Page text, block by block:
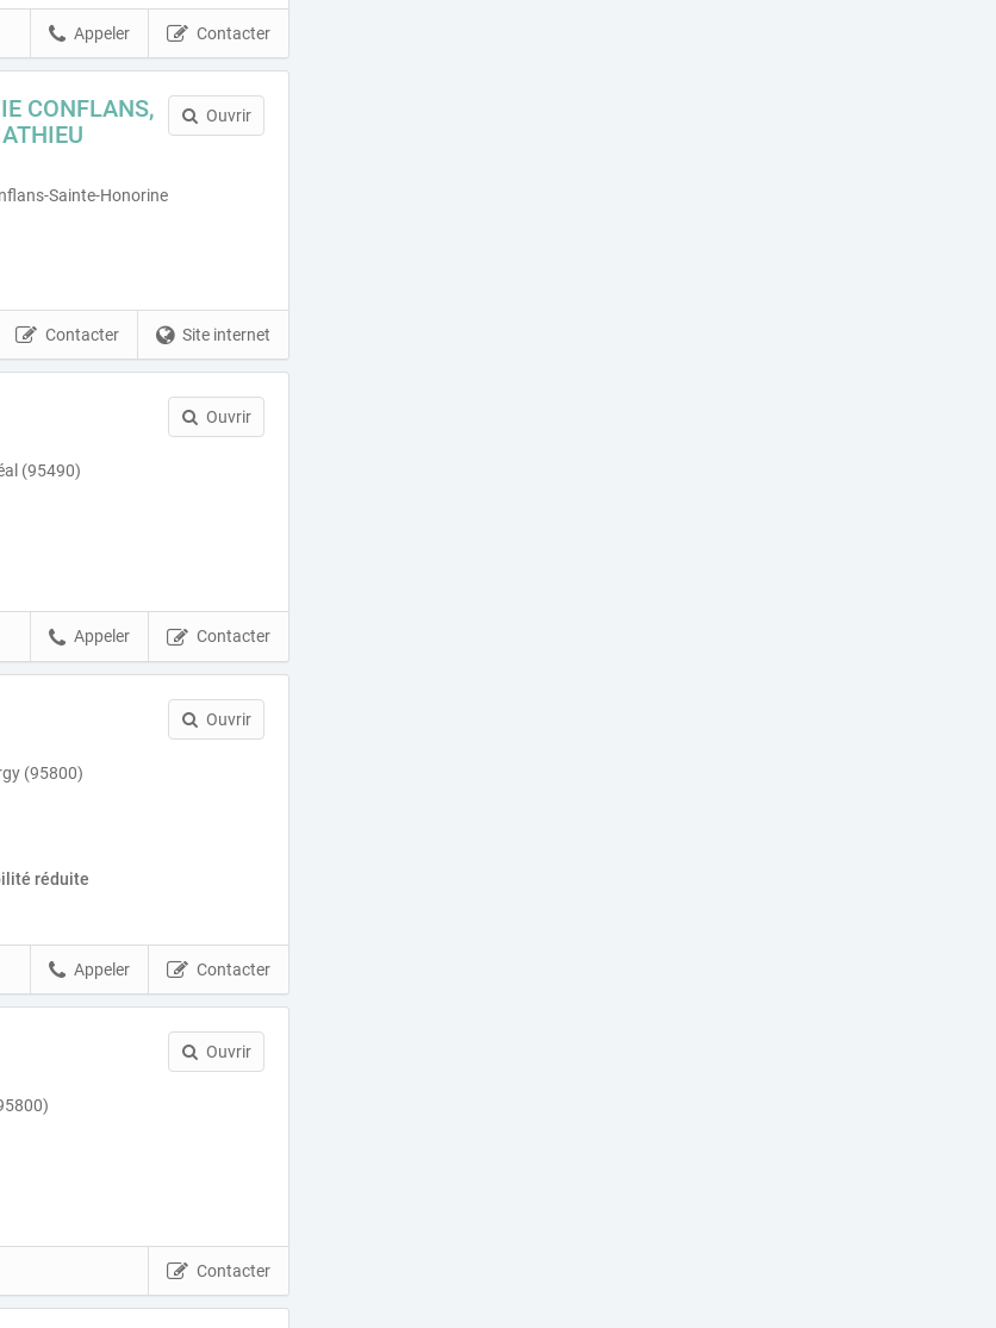
Contacter
Appeler
CONFLANS,
Sainte-Honorine
Ouvrir
Site internet
Contacter
(95490)
Ouvrir
Contacter
Appeler
(95800)
réduite
Ouvrir
Contacter
Appeler
Ouvrir
Contacter